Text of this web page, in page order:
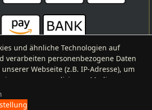
VERSANDARTEN
und ähnliche Technologien auf
verarbeiten personenbezogene Daten
Webseite (z.B. IP-Adresse), um
zu personalisieren, Medien von
oder Zugriffe auf unsere
Die Datenverarbeitung erfolgt erst